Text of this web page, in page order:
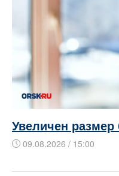
Увеличен
09.08.2026 / 15:00